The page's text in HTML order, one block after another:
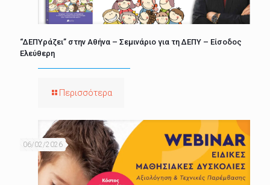
“ΔΕΠΥράζει” στην Αθήνα – Σεμινάριο για τη ΔΕΠΥ – Είσοδος
Ελεύθερη
Περισσότερα
06/02/2026